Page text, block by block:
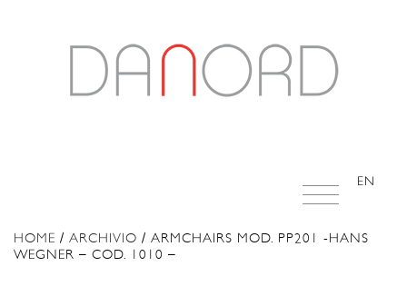
EN
HOME / ARCHIVIO / ARMCHAIRS MOD. PP201 -HANS
WEGNER – COD. 1010 –